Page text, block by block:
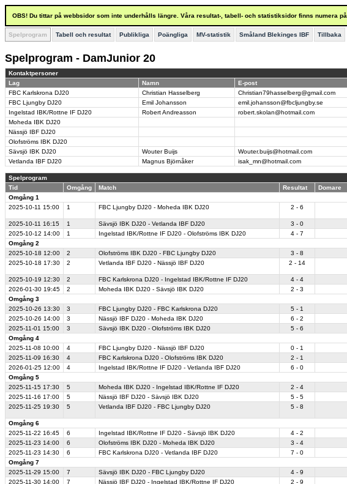
OBS! Du tittar på webbsidor som inte underhålls längre. Våra resultat-, tabell- och statistiksidor finns numera på
Spelprogram Tabell och resultat Publikliga Poängliga MV-statistik Småland Blekinges IBF Tillbaka
Spelprogram - DamJunior 20
Kontaktpersoner
Lag
Namn E-post
FBC Karlskrona DJ20
Christian Hasselberg Christian79hasselberg@gmail.com
FBC Ljungby DJ20
Emil Johansson emil.johansson@fbcljungby.se
Ingelstad IBK/Rottne IF DJ20
Robert Andreasson robert.skolan@hotmail.com
Moheda IBK DJ20
Nässjö IBF DJ20
Olofströms IBK DJ20
Sävsjö IBK DJ20
Wouter Buijs Wouter.buijs@hotmail.com
Vetlanda IBF DJ20
Magnus Björnåker isak_mn@hotmail.com
Spelprogram
Tid
Omgång Match Resultat Domare
Omgång 1
2025-10-11 15:00 1 FBC Ljungby DJ20 - Moheda IBK DJ20 2 - 6
2025-10-11 16:15 1 Sävsjö IBK DJ20 - Vetlanda IBF DJ20 3 - 0
2025-10-12 14:00 1 Ingelstad IBK/Rottne IF DJ20 - Olofströms IBK DJ20 4 - 7
Omgång 2
2025-10-18 12:00 2 Olofströms IBK DJ20 - FBC Ljungby DJ20 3 - 8
2025-10-18 17:30 2 Vetlanda IBF DJ20 - Nässjö IBF DJ20 2 - 14
2025-10-19 12:30 2 FBC Karlskrona DJ20 - Ingelstad IBK/Rottne IF DJ20 4 - 4
2026-01-30 19:45 2 Moheda IBK DJ20 - Sävsjö IBK DJ20 2 - 3
Omgång 3
2025-10-26 13:30 3 FBC Ljungby DJ20 - FBC Karlskrona DJ20 5 - 1
2025-10-26 14:00 3 Nässjö IBF DJ20 - Moheda IBK DJ20 6 - 2
2025-11-01 15:00 3 Sävsjö IBK DJ20 - Olofströms IBK DJ20 5 - 6
Omgång 4
2025-11-08 10:00 4 FBC Ljungby DJ20 - Nässjö IBF DJ20 0 - 1
2025-11-09 16:30 4 FBC Karlskrona DJ20 - Olofströms IBK DJ20 2 - 1
2026-01-25 12:00 4 Ingelstad IBK/Rottne IF DJ20 - Vetlanda IBF DJ20 6 - 0
Omgång 5
2025-11-15 17:30 5 Moheda IBK DJ20 - Ingelstad IBK/Rottne IF DJ20 2 - 4
2025-11-16 17:00 5 Nässjö IBF DJ20 - Sävsjö IBK DJ20 5 - 5
2025-11-25 19:30 5 Vetlanda IBF DJ20 - FBC Ljungby DJ20 5 - 8
Omgång 6
2025-11-22 16:45 6 Ingelstad IBK/Rottne IF DJ20 - Sävsjö IBK DJ20 4 - 2
2025-11-23 14:00 6 Olofströms IBK DJ20 - Moheda IBK DJ20 3 - 4
2025-11-23 14:30 6 FBC Karlskrona DJ20 - Vetlanda IBF DJ20 7 - 0
Omgång 7
2025-11-29 15:00 7 Sävsjö IBK DJ20 - FBC Ljungby DJ20 4 - 9
2025-11-30 14:00 7 Nässjö IBF DJ20 - Ingelstad IBK/Rottne IF DJ20 2 - 9